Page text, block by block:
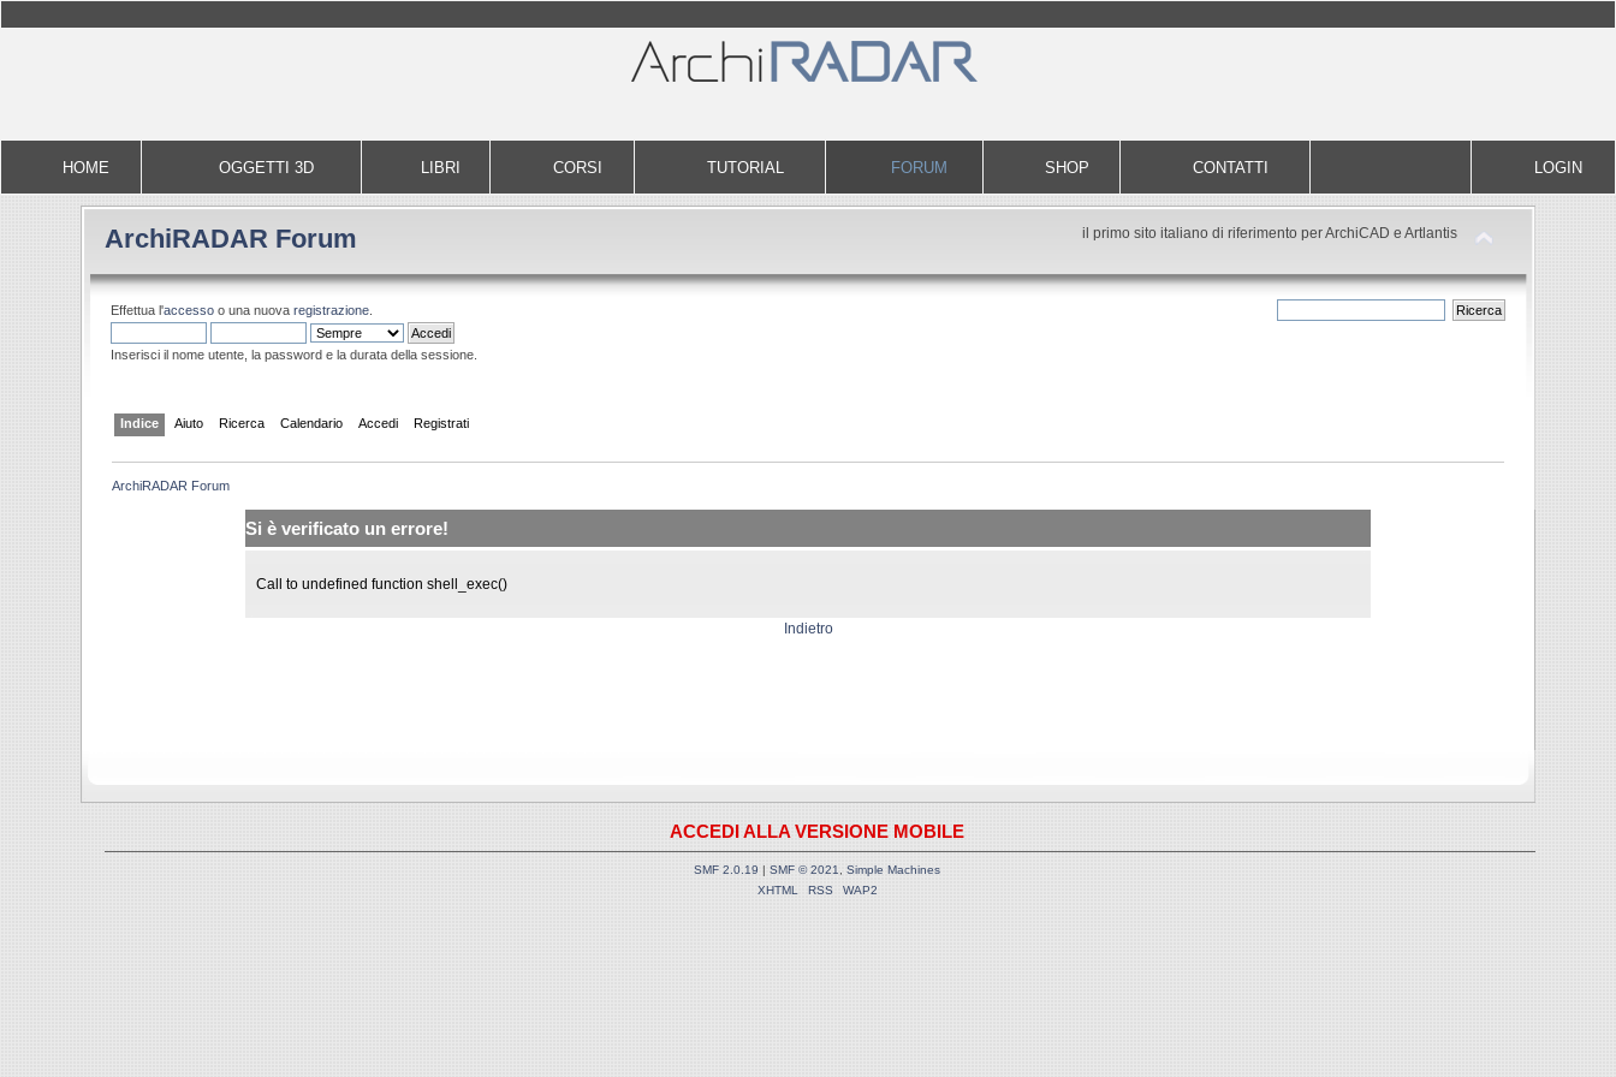
HOME OGGETTI 3D LIBRI CORSI TUTORIAL FORUM SHOP CONTATTI LOGIN
ArchiRADAR Forum il primo sito italiano di riferimento per ArchiCAD e Artlantis
Effettua l'accesso o una nuovaregistrazione.
Inserisci il nome utente, la password e la durata della sessione.
Indice Aiuto Ricerca Calendario Accedi Registrati
ArchiRADAR Forum
Si è verificato un errore!
Call to undefined function shell_exec()
Indietro
ACCEDI ALLA VERSIONE MOBILE
SMF 2.0.19 | SMF © 2021
Simple Machines
XHTML
RSS WAP2